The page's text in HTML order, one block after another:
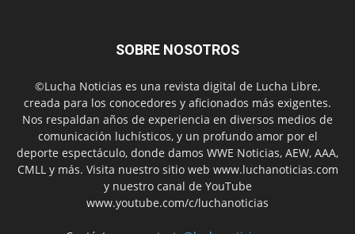
SOBRE NOSOTROS
©Lucha Noticias es una revista digital de Lucha Libre,
creada para los conocedores y aficionados más exigentes.
Nos respaldan años de experiencia en diversos medios de
comunicación luchísticos, y un profundo amor por el
deporte espectáculo, donde damos WWE Noticias, AEW, AAA,
CMLL y más. Visita nuestro sitio web www.luchanoticias.com
y nuestro canal de YouTube
www.youtube.com/c/luchanoticias